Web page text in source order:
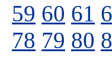
59 60 61
78 79 80